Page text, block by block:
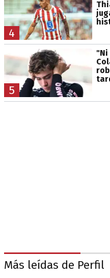
4
5
"Ni
Más leídas de Perfil